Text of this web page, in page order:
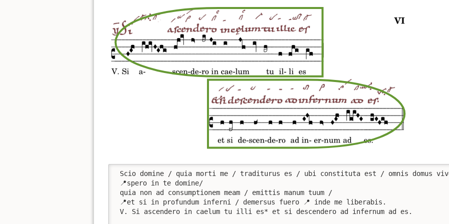
Scio domine / quia morti me / traditurus es / ubi constituta est / omnis domus
📍spero in te domine/
quia non ad consumptionem meam / emittis manum tuum /
📍et si in profundum inferni / demersus fuero 📍 inde me liberabis.
V. Si ascendero in caelum tu illi es* et si descendero ad infernum ad es.